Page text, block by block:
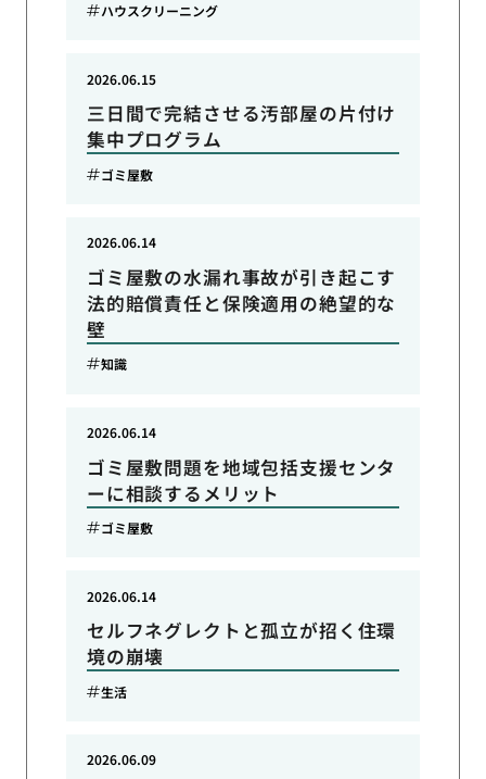
ハウスクリーニング
三日間で完結させる汚部屋の片付け
集中プログラム
2026.06.15
ゴミ屋敷
ゴミ屋敷の水漏れ事故が引き起こす
法的賠償責任と保険適用の絶望的な
壁
2026.06.14
知識
ゴミ屋敷問題を地域包括支援センタ
ーに相談するメリット
2026.06.14
ゴミ屋敷
セルフネグレクトと孤立が招く住環
境の崩壊
2026.06.14
生活
2026.06.09